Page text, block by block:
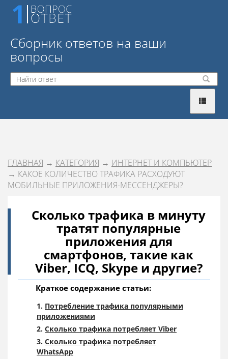
Сборник ответов на ваши
вопросы
ГЛАВНАЯ → КАТЕГОРИЯ → ИНТЕРНЕТ И КОМПЬЮТЕР
→ КАКОЕ КОЛИЧЕСТВО ТРАФИКА РАСХОДУЮТ
МОБИЛЬНЫЕ ПРИЛОЖЕНИЯ-МЕССЕНДЖЕРЫ?
Сколько трафика в минуту
тратят популярные
приложения для
смартфонов, такие как
Viber, ICQ, Skype и другие?
Краткое содержание статьи:
Потребление трафика популярными
приложениями
Сколько трафика потребляет Viber
Сколько трафика потребляет
WhatsApp